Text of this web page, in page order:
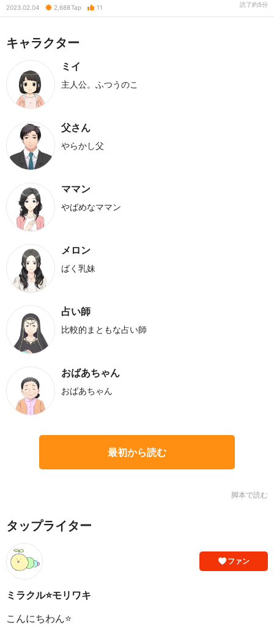
2023.02.04 2,688Tap 11 読了約5分
キャラクター
ミイ
主人公。ふつうのこ
父さん
やらかし父
ママン
やばめなママン
メロン
ばく乳妹
占い師
比較的まともな占い師
おばあちゃん
おばあちゃん
最初から読む
脚本で読む
タップライター
ファン
ミラクル⭐モリワキ
こんにちわん⭐